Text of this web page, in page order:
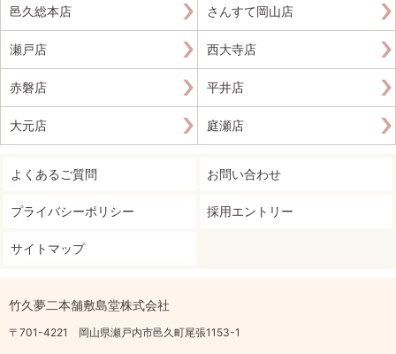
邑久総本店 さんすて岡山店
瀬戸店 西大寺店
赤磐店 平井店
大元店 庭瀬店
よくあるご質問 お問い合わせ
プライバシーポリシー 採用エントリー
サイトマップ
竹久夢二本舗敷島堂株式会社
〒701-4221 岡山県瀬戸内市邑久町尾張1153-1